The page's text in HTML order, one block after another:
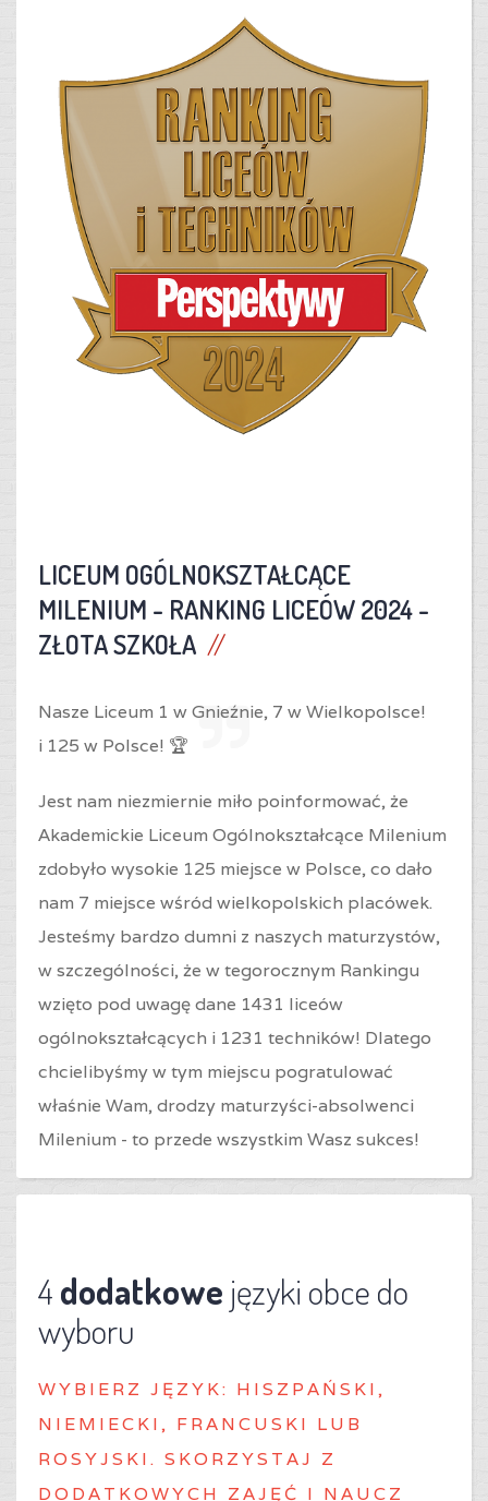
LICEUM OGÓLNOKSZTAŁCĄCE
MILENIUM - RANKING LICEÓW 2024 -
ZŁOTA SZKOŁA
Nasze Liceum 1 w Gnieźnie, 7 w Wielkopolsce!
i 125 w Polsce! 🏆
Jest nam niezmiernie miło poinformować, że
Akademickie Liceum Ogólnokształcące Milenium
zdobyło wysokie 125 miejsce w Polsce, co dało
nam 7 miejsce wśród wielkopolskich placówek.
Jesteśmy bardzo dumni z naszych maturzystów,
w szczególności, że w tegorocznym Rankingu
wzięto pod uwagę dane 1431 liceów
ogólnokształcących i 1231 techników! Dlatego
chcielibyśmy w tym miejscu pogratulować
właśnie Wam, drodzy maturzyści-absolwenci
Milenium - to przede wszystkim Wasz sukces!
4dodatkowe języki obce do
wyboru
WYBIERZ J ĘZYK: HISZPAŃSKI,
NIEMIECKI, FRANCUSKI LUB
ROSYJSKI. SKORZYSTAJ Z
DODATKOWYCH ZAJĘĆ I NAUCZ